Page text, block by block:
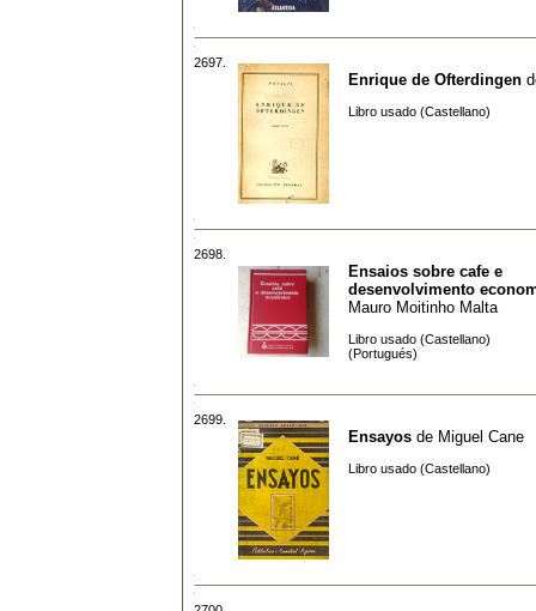
2697.
Enrique de Ofterdingen
Libro usado (Castellano)
2698.
Ensaios sobre cafe e
desenvolvimento
Mauro Moitinho Malta
Libro usado (Castellano)
(Portugués)
2699.
Ensayos de Miguel Cane
Libro usado (Castellano)